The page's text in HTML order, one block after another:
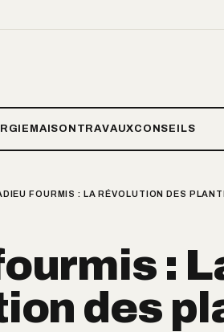
MAISON TRAVAUXCONSEILS
FOURMIS : LA RÉVOLUTION DES
:
des